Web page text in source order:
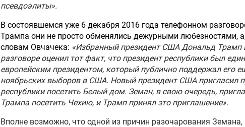
псевдоэлиты».
В состоявшемся уже 6 декабря 2016 года телефонном
Трампа они не просто обменялись дежурными любезностями,
словам Овчачека: «Избранный президент США Дональд Трамп
разговоре оценил тот факт, что президент республики был
европейским президентом, который публично поддержал его
ноябрьских выборов в США. Новый президент США пригласил
республики посетить Белый дом. Земан, в свою очередь,
Трампа посетить Чехию, и Трамп принял это приглашение».
Вполне возможно, что одной из причин разочарования